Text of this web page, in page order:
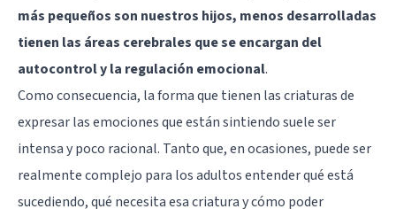
más pequeños son nuestros hijos, menos desarrolladas
tienen las áreas cerebrales que se encargan del
autocontrol y la regulación emocional.
Como consecuencia, la forma que tienen las criaturas de
expresar las emociones que están sintiendo suele ser
intensa y poco racional. Tanto que, en ocasiones, puede ser
realmente complejo para los adultos entender qué está
sucediendo, qué necesita esa criatura y cómo poder